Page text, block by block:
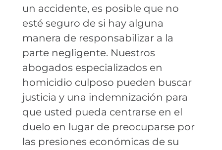
un accidente, es posible que no
esté seguro de si hay alguna
manera de responsabilizar a la
parte negligente. Nuestros
abogados especializados en
homicidio culposo pueden buscar
justicia y una indemnización para
que usted pueda centrarse en el
duelo en lugar de preocuparse por
las presiones económicas de su